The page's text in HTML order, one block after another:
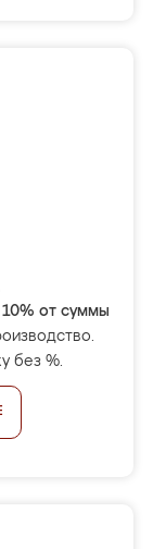
10% от суммы
без %.